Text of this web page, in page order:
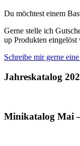
Du möchtest einem
Gerne stelle ich
up Produkten eingelöst
Schreibe mir gerne
Jahreskatalog
Minikatalog Mai